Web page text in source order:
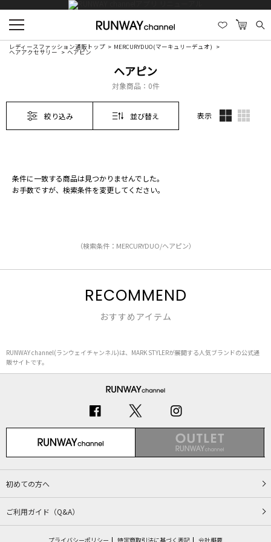
レディースファッション通販トップ MERCURYDUO(マーキュリーデュオ)
ヘアアクセサリー ヘアピン
ヘアピン
対象商品： 0件
絞り込み 並び替え 表示
条件に一致する商品は見つかりませんでした。
お手数ですが、検索条件を変更してください。
（検索条件：MERCURYDUO/ヘアピン）
RECOMMEND
おすすめアイテム
RUNWAY channel(ランウェイチャンネル)は、MARK STYLERが展開する人気ブランドの公式通
販サイトです。
初めての方へ
ご利用ガイド（Q&A）
プライバシーポリシー 特定商取引法に基づく表記 会社概要